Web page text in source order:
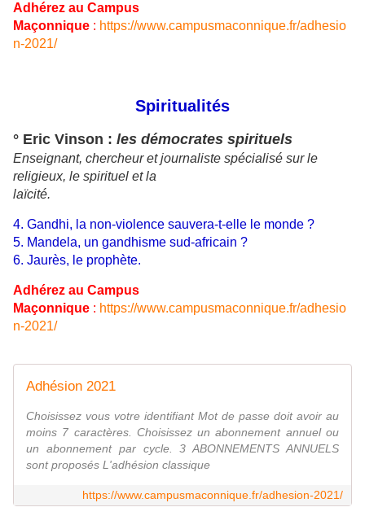
Adhérez au Campus
Maçonnique : https://www.campusmaconnique.fr/adhesio
n-2021/
Spiritualités
° Eric Vinson : les démocrates spirituels
Enseignant, chercheur et journaliste spécialisé sur le
religieux, le spirituel et la
laïcité.
4. Gandhi, la non-violence sauvera-t-elle le monde ?
5. Mandela, un gandhisme sud-africain ?
6. Jaurès, le prophète.
Adhérez au Campus
Maçonnique : https://www.campusmaconnique.fr/adhesio
n-2021/
Adhésion 2021
Choisissez vous votre identifiant Mot de passe doit avoir au
moins 7 caractères. Choisissez un abonnement annuel ou
un abonnement par cycle. 3 ABONNEMENTS ANNUELS
sont proposés L'adhésion classique
https://www.campusmaconnique.fr/adhesion-2021/